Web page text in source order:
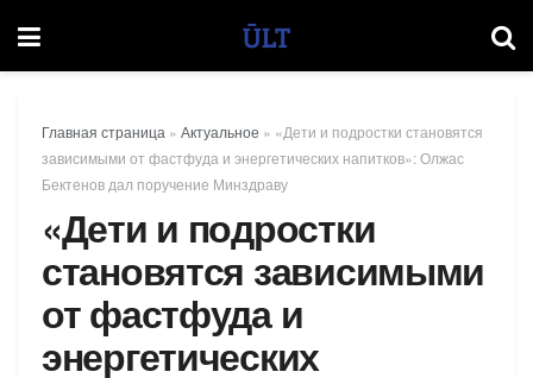
Главная страница » Актуальное » «Дети и подростки становятся
зависимыми от фастфуда и энергетических напитков»: Олжас
Бектенов дал поручение Минздраву
«Дети и подростки
становятся зависимыми
от фастфуда и
энергетических